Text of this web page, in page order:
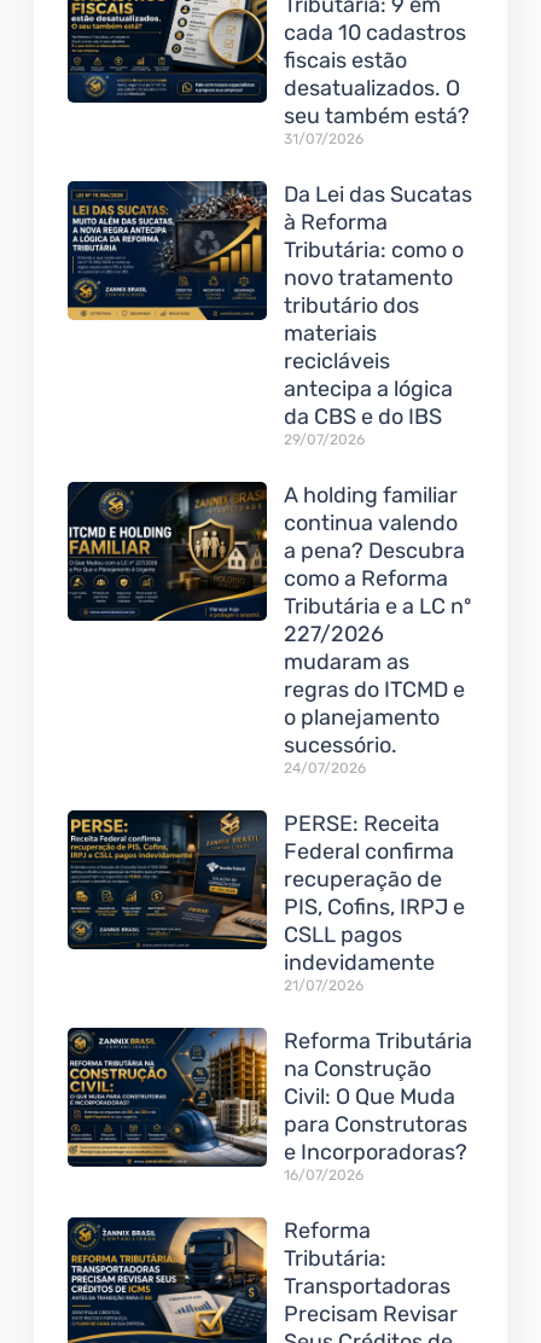
cada 10 cadastros
fiscais estão
desatualizados. O
seu também está?
31/07/2026
Da Lei das Sucatas
à Reforma
Tributária: como o
novo tratamento
tributário dos
materiais
recicláveis
antecipa a lógica
da CBS e do IBS
29/07/2026
A holding familiar
continua valendo
a pena? Descubra
como a Reforma
Tributária e a LC nº
227/2026
mudaram as
regras do ITCMD e
o planejamento
sucessório.
24/07/2026
PERSE: Receita
Federal confirma
recuperação de
PIS, Cofins, IRPJ e
CSLL pagos
indevidamente
21/07/2026
Reforma Tributária
na Construção
Civil: O Que Muda
para Construtoras
e Incorporadoras?
16/07/2026
Reforma
Tributária:
Transportadoras
Precisam Revisar